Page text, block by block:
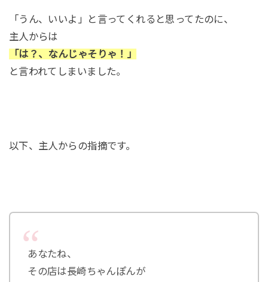
「うん、いいよ」と言ってくれると思ってたのに、
主人からは
「は？、なんじゃそりゃ！」
と言われてしまいました。
以下、主人からの指摘です。
あなたね、
その店は長崎ちゃんぽんが